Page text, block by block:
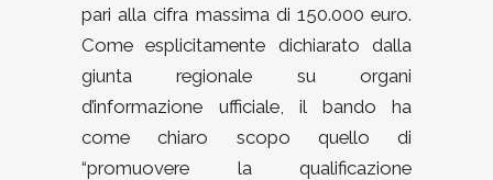
pari alla cifra massima di 150.000 euro.
Come esplicitamente dichiarato dalla
giunta regionale su organi
d’informazione ufficiale, il bando ha
come chiaro scopo quello di
“promuovere la qualificazione